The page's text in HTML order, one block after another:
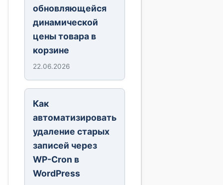
обновляющейся
динамической
цены товара в
корзине
22.06.2026
Как
автоматизировать
удаление старых
записей через
WP-Cron в
WordPress